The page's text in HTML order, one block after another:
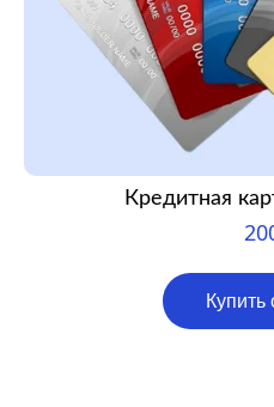
Кредитная
Купить